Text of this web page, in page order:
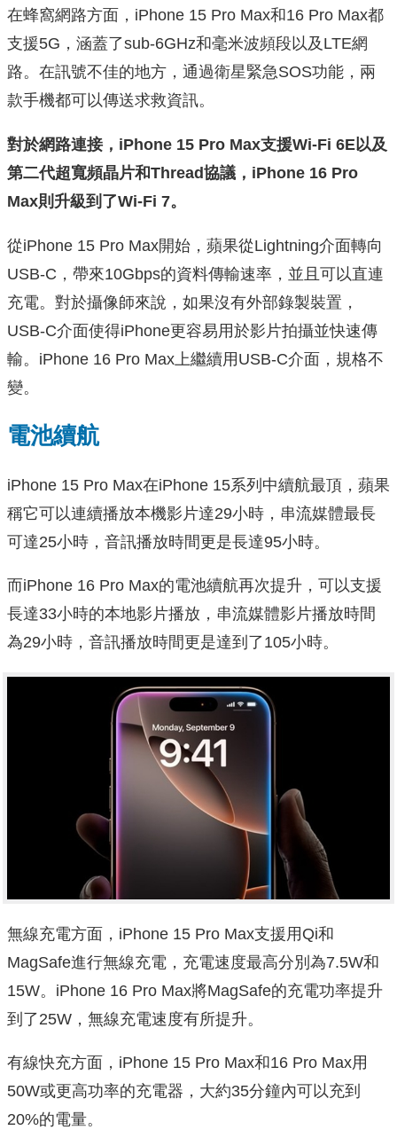
在蜂窩網路方面，iPhone 15 Pro Max和16 Pro Max都
支援5G，涵蓋了sub-6GHz和毫米波頻段以及LTE網
路。在訊號不佳的地方，通過衛星緊急SOS功能，兩
款手機都可以傳送求救資訊。
對於網路連接，iPhone 15 Pro Max支援Wi-Fi 6E以及
第二代超寬頻晶片和Thread協議，iPhone 16 Pro
Max則升級到了Wi-Fi 7。
從iPhone 15 Pro Max開始，蘋果從Lightning介面轉向
USB-C，帶來10Gbps的資料傳輸速率，並且可以直連
充電。對於攝像師來說，如果沒有外部錄製裝置，
USB-C介面使得iPhone更容易用於影片拍攝並快速傳
輸。iPhone 16 Pro Max上繼續用USB-C介面，規格不
變。
電池續航
iPhone 15 Pro Max在iPhone 15系列中續航最頂，蘋果
稱它可以連續播放本機影片達29小時，串流媒體最長
可達25小時，音訊播放時間更是長達95小時。
而iPhone 16 Pro Max的電池續航再次提升，可以支援
長達33小時的本地影片播放，串流媒體影片播放時間
為29小時，音訊播放時間更是達到了105小時。
無線充電方面，iPhone 15 Pro Max支援用Qi和
MagSafe進行無線充電，充電速度最高分別為7.5W和
15W。iPhone 16 Pro Max將MagSafe的充電功率提升
到了25W，無線充電速度有所提升。
有線快充方面，iPhone 15 Pro Max和16 Pro Max用
50W或更高功率的充電器，大約35分鐘內可以充到
20%的電量。